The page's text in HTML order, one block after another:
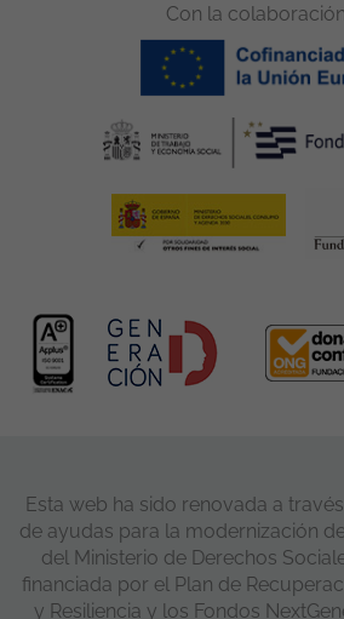
Con la
Esta web ha sido renovada a
de ayudas para la modernización
del Ministerio de Derechos
financiada por el Plan de
y Resiliencia y los Fondos